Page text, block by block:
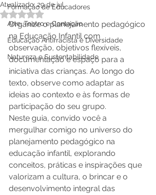
Formação de Educadores
Arte, Teatro e Contação
Educação Antirracista e Diversidade
Natureza e Sustentabilidade
Atualizado:29 de jul.
Avaliado com NaN de 5 estrelas.
Organize o planejamento pedagógico
na Educação Infantil com
observação, objetivos flexíveis,
documentação e espaço para a
iniciativa das crianças. Ao longo do
texto, observe como adaptar as
ideias ao contexto e às formas de
participação do seu grupo.
Neste guia, convido você a
mergulhar comigo no universo do
planejamento pedagógico na
educação infantil, explorando
conceitos, práticas e inspirações que
valorizam a cultura, o brincar e o
desenvolvimento integral das